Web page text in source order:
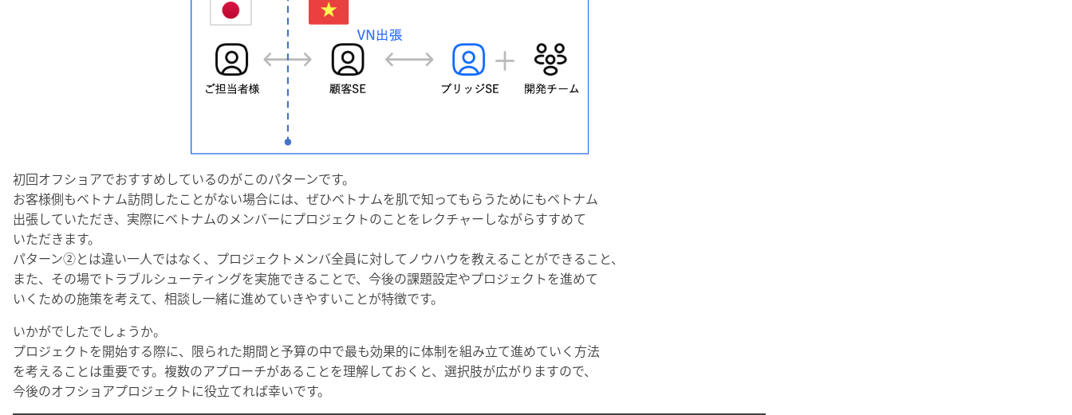
初回オフショアでおすすめしているのがこのパターンです。
お客様側もベトナム訪問したことがない場合には、ぜひベトナムを肌で知ってもらうためにもベトナム
出張していただき、実際にベトナムのメンバーにプロジェクトのことをレクチャーしながらすすめて
いただきます。
パターン②とは違い一人ではなく、プロジェクトメンバ全員に対してノウハウを教えることができること、
また、その場でトラブルシューティングを実施できることで、今後の課題設定やプロジェクトを進めて
いくための施策を考えて、相談し一緒に進めていきやすいことが特徴です。
いかがでしたでしょうか。
プロジェクトを開始する際に、限られた期間と予算の中で最も効果的に体制を組み立て進めていく方法
を考えることは重要です。複数のアプローチがあることを理解しておくと、選択肢が広がりますので、
今後のオフショアプロジェクトに役立てれば幸いです。